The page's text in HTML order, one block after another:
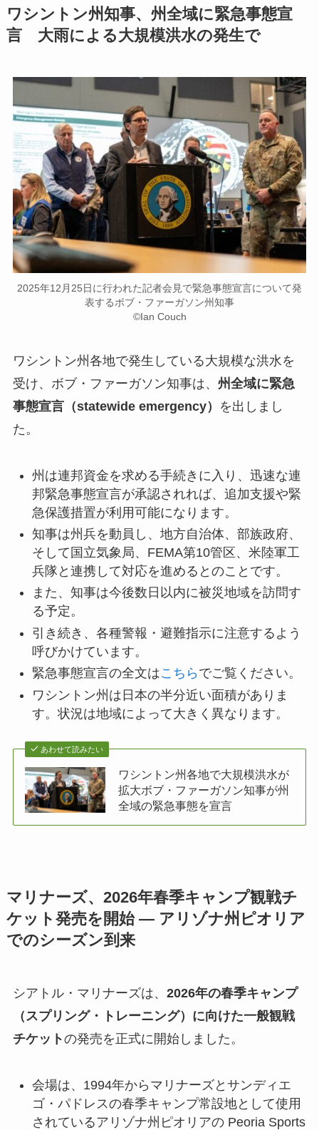
ワシントン州知事、州全域に緊急事態宣
言 大雨による大規模洪水の発生で
2025年12月25日に行われた記者会見で緊急事態宣言について発
表するボブ・ファーガソン州知事
©︎Ian Couch
ワシントン州各地で発生している大規模な洪水を
受け、ボブ・ファーガソン知事は、 州全域に緊急
事態宣言（statewide emergency）
を出しまし
た。
州は連邦資金を求める手続きに入り、迅速な連
邦緊急事態宣言が承認されれば、追加支援や緊
急保護措置が利用可能になります。
知事は州兵を動員し、地方自治体、部族政府、
そして国立気象局、FEMA第10管区、米陸軍工
兵隊と連携して対応を進めるとのことです。
また、知事は今後数日以内に被災地域を訪問す
る予定。
引き続き、各種警報・避難指示に注意するよう
呼びかけています。
緊急事態宣言の全文はこちら でご覧ください。
ワシントン州は日本の半分近い面積がありま
す。状況は地域によって大きく異なります。
あわせて読みたい
ワシントン州各地で大規模洪水が
拡大ボブ・ファーガソン知事が州
全域の緊急事態を宣言
マリナーズ、2026年春季キャンプ観戦チ
ケット発売を開始 — アリゾナ州ピオリア
でのシーズン到来
シアトル・マリナーズは、 2026年の春季キャンプ
（スプリング・トレーニング）に向けた一般観戦
チケットの発売を正式に開始しました。
会場は、1994年からマリナーズとサンディエ
ゴ・パドレスの春季キャンプ常設地として使用
されているアリゾナ州ピオリアの Peoria Sports